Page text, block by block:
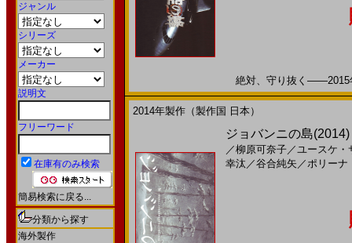
ジャンル
シリーズ
メーカー
説明文
フリーワード
在庫有のみ検索
簡易検索に戻る...
分類から探す
海外製作
絶対、守り抜く
2014年製作（製作国 日本）
ジョバンニの島
／柳原可奈子／ユースケ・
幸汰 ／谷合純矢 ／ポリーナ